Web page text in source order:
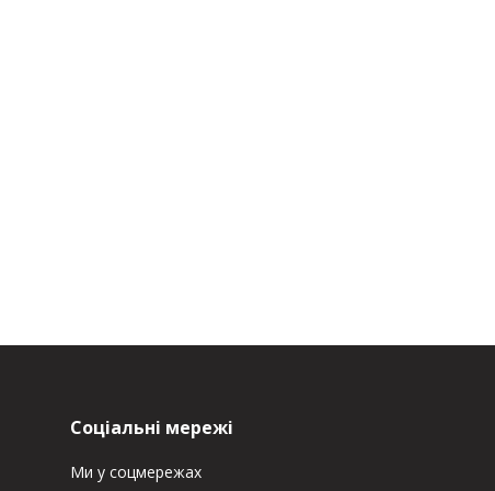
Соціальні мережі
Ми у соцмережах